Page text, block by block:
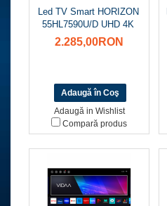
Led TV Smart HORIZON
55HL7590U/D UHD 4K
2.285,00RON
Adaugă in Wishlist
Compară produs